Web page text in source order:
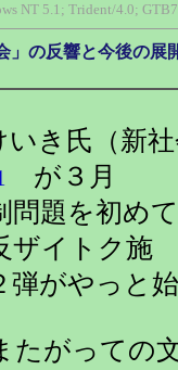
NT 5.1; Trident/4.0;
の反響と今後の展
き氏（新
が３月
題を初め
ザイトク施
がやっと
がっての